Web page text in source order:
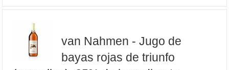
van Nahmen - Jugo de
bayas rojas de triunfo